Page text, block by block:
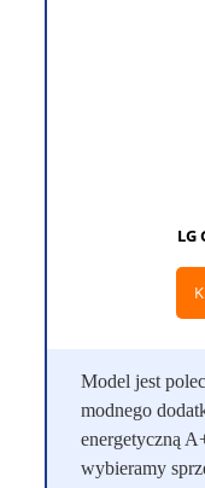
LG
Model jest
modnego
energetyczną
wybieramy